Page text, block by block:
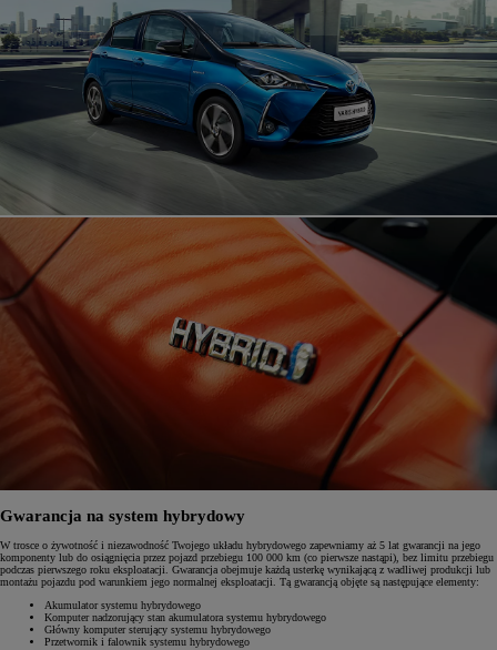
Gwarancja na system hybrydowy
W trosce o żywotność i niezawodność Twojego układu hybrydowego zapewniamy aż 5 lat gwarancji na jego
komponenty lub do osiągnięcia przez pojazd przebiegu 100 000 km (co pierwsze nastąpi), bez limitu przebiegu
podczas pierwszego roku eksploatacji. Gwarancja obejmuje każdą usterkę wynikającą z wadliwej produkcji lub
montażu pojazdu pod warunkiem jego normalnej eksploatacji. Tą gwarancją objęte są następujące elementy:
Akumulator systemu hybrydowego
Komputer nadzorujący stan akumulatora systemu hybrydowego
Główny komputer sterujący systemu hybrydowego
Przetwornik i falownik systemu hybrydowego